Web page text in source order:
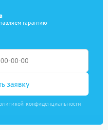
гарантию
заявку
конфиденциальности